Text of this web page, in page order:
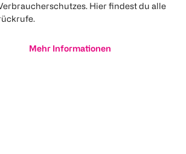
Hier findest du alle
Mehr Informationen